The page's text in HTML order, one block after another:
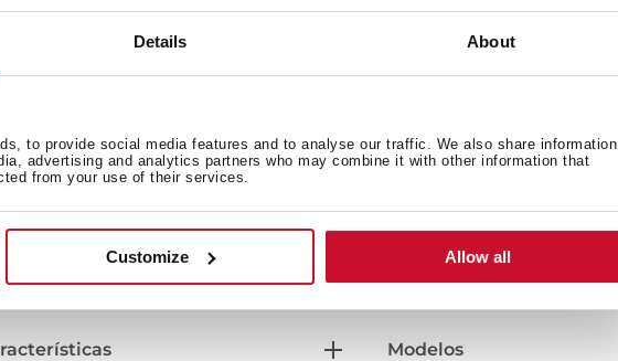
Details About
to provide social media features and to analyse our traffic. We also share information
advertising and analytics partners who may combine it with other information that
from your use of their services.
Customize Allow all
Peso: 12.1 kg
Dimensiones
Modelos